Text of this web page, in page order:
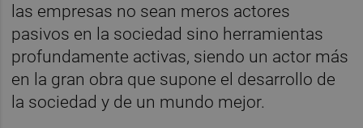
las empresas no sean meros actores
pasivos en la sociedad sino herramientas
profundamente activas, siendo un actor más
en la gran obra que supone el desarrollo de
la sociedad y de un mundo mejor.